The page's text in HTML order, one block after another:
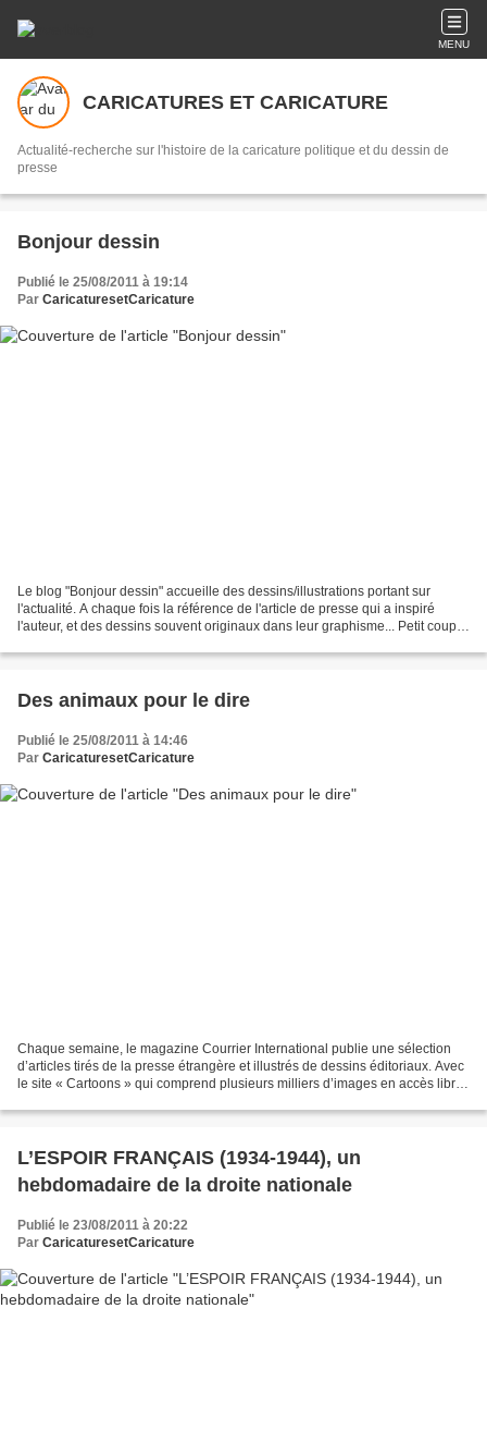
MENU
CARICATURES ET CARICATURE
Actualité-recherche sur l'histoire de la caricature politique et du dessin de
presse
Bonjour dessin
Publié le 25/08/2011 à 19:14
Par CaricaturesetCaricature
Le blog "Bonjour dessin" accueille des dessins/illustrations portant sur
l'actualité. A chaque fois la référence de l'article de presse qui a inspiré
l'auteur, et des dessins souvent originaux dans leur graphisme... Petit coup
Des animaux pour le dire
Publié le 25/08/2011 à 14:46
Par CaricaturesetCaricature
Chaque semaine, le magazine Courrier International publie une sélection
d’articles tirés de la presse étrangère et illustrés de dessins éditoriaux. Avec
le site « Cartoons » qui comprend plusieurs milliers d’images en accès libre,
L’ESPOIR FRANÇAIS (1934-1944), un
hebdomadaire de la droite nationale
Publié le 23/08/2011 à 20:22
Par CaricaturesetCaricature